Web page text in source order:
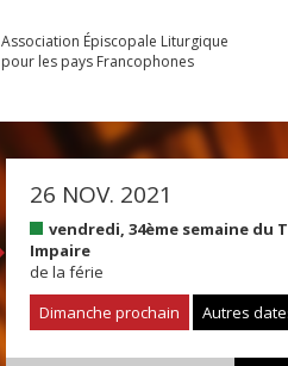
Association Épiscopale Liturgique
pour les pays Francophones
26 NOV. 2021
vendredi, 34ème semaine du
Impaire
de la férie
Dimanche prochain
Autres